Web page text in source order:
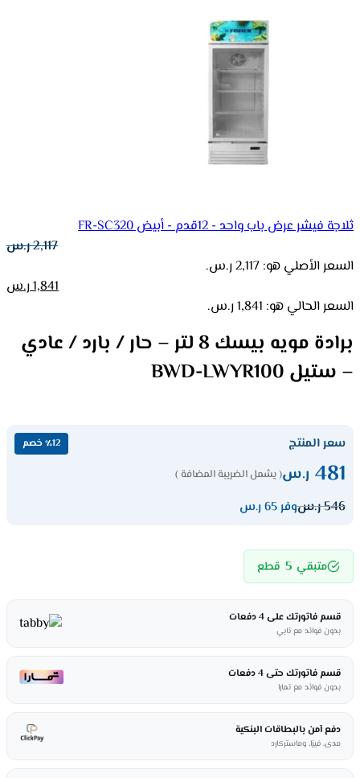
ثلاجة فيشر عرض باب واحد - 12قدم - أبيض FR-SC320
2,117ر.س
السعر الأصلي هو: 2,117 ر.س.
1,841ر.س
السعر الحالي هو: 1,841 ر.س.
برادة مويه بيسك 8 لتر – حار / بارد / عادي
– ستيل BWD-LWYR100
سعر المنتج ٪12 خصم
481 ر.س( يشمل الضريبة المضافة )
546ر.سوفر 65 ر.س
متبقي 5 قطع
قسم فاتورتك على 4 دفعات
بدون فوائد مع تابي
قسم فاتورتك حتى 4 دفعات
بدون فوائد مع تمارا
دفع آمن بالبطاقات البنكية
مدى، فيزا، وماستركارد